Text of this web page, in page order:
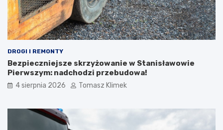
DROGI I REMONTY
Bezpieczniejsze skrzyżowanie w Stanisławowie
Pierwszym: nadchodzi przebudowa!
4 sierpnia 2026 Tomasz Klimek